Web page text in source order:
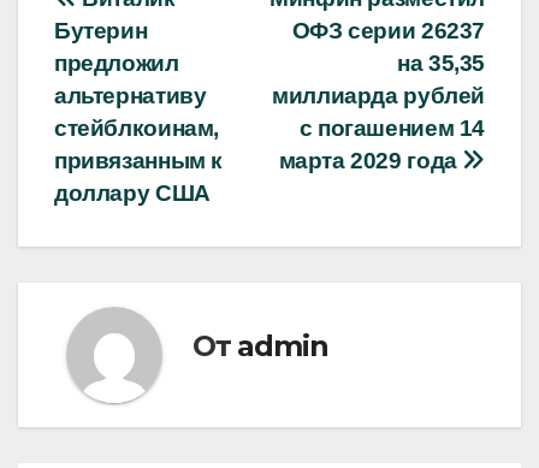
по
записям
ОФЗ серии 26237
на 35,35
миллиарда рублей
с погашением 14
марта 2029 года
Бутерин
предложил
альтернативу
стейблкоинам,
привязанным к
доллару США
От admin